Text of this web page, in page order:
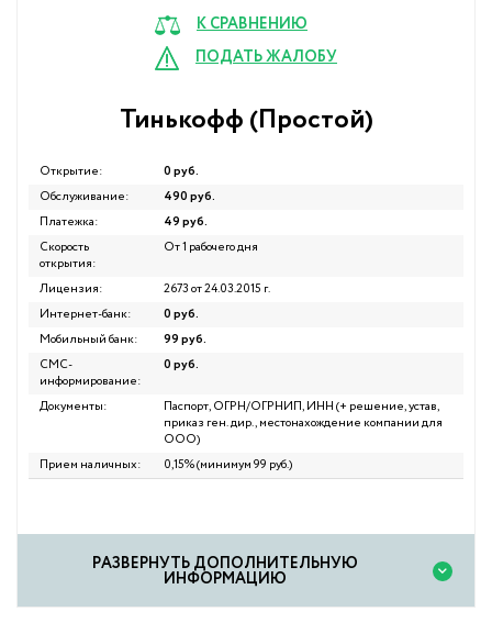
К СРАВНЕНИЮ
ПОДАТЬ ЖАЛОБУ
Тинькофф (Простой)
Открытие:
0 руб.
Обслуживание:
490 руб.
Платежка:
49 руб.
Скорость
открытия:
От 1 рабочего дня
Лицензия:
2673 от 24.03.2015 г.
Интернет-банк:
0 руб.
Мобильный банк:
99 руб.
СМС-
информирование:
0 руб.
Документы:
Паспорт, ОГРН/ОГРНИП, ИНН (+ решение, устав,
приказ ген. дир., местонахождение компании для
ООО)
Прием наличных:
0,15% (минимум 99 руб.)
PАЗВЕРНУТЬ ДОПОЛНИТЕЛЬНУЮ
ИНФОРМАЦИЮ